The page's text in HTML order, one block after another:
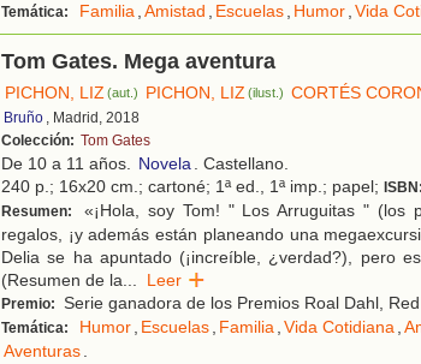
Temática: Familia,Amistad , Escuelas, Humor,Vida
Tom Gates. Mega aventura
PICHON, LIZ(aut.) PICHON, LIZ(ilust.) CORTÉS
Bruño , Madrid, 2018
Colección: Tom Gates
De 10 a 11 años. Novela. Castellano.
240 p.; 16x20 cm.; cartoné; 1ª ed., 1ª imp.; papel; ISBN:
Resumen:
«¡Hola, soy Tom! " Los Arruguitas "
regalos, ¡y además están planeando una
Delia se ha apuntado (¡increíble, ¿verdad?), pero
(Resumen de la... Leer
Premio: Serie ganadora de los Premios Roal Dahl,
Temática: Humor, Escuelas, Familia,Vida Cotidiana,
Aventuras.